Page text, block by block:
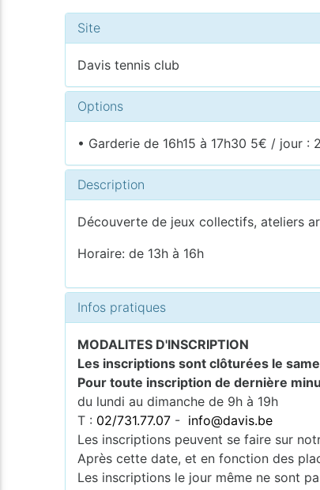
Site
Davis tennis club
Options
• Garderie de 16h15 à 17h30 5€ / jour :
Description
Découverte de jeux collectifs, ateliers
Horaire: de 13h à 16h
Infos pratiques
MODALITES D'INSCRIPTION
Les inscriptions sont clôturées le
Pour toute inscription de dernière
du lundi au dimanche de 9h à 19h
T : 02/731.77.07 - info@davis.be
Les inscriptions peuvent se faire sur
Après cette date, et en fonction des
Les inscriptions le jour même ne sont